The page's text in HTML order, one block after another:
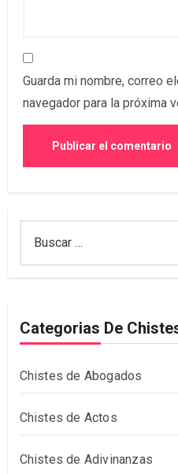
Guarda mi nombre, correo
navegador para la próxima
Categorias De
Chistes de Abogados
Chistes de Actos
Chistes de Adivinanzas